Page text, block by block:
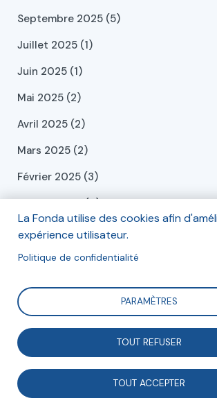
Septembre 2025 (5)
Juillet 2025 (1)
Juin 2025 (1)
Mai 2025 (2)
Avril 2025 (2)
Mars 2025 (2)
Février 2025 (3)
Janvier 2025 (4)
Décembre 2024 (6)
Novembre 2024 (1)
Septembre 2024 (2)
Juillet 2024 (2)
Juin 2024 (2)
Mai 2024 (2)
La Fonda utilise des cookies afin
expérience utilisateur.
Politique de confidentialité
PARAMÈTRES
TOUT REFUSER
TOUT ACCEPTER